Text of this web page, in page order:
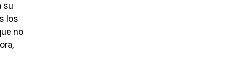
su
los
no